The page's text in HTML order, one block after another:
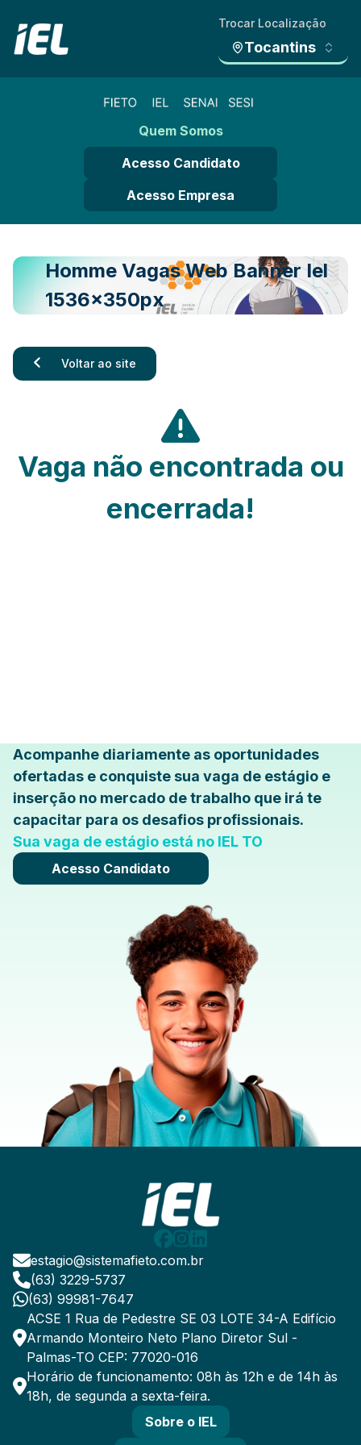
Trocar Localização
Tocantins
Quem Somos
Acesso Candidato
Acesso Empresa
Homme Vagas Web Banner Iel
1536x350px
Voltar ao site
Vaga não encontrada ou
encerrada!
Acompanhe diariamente as oportunidades
ofertadas e conquiste sua vaga de estágio e
inserção no mercado de trabalho que irá te
capacitar para os desafios profissionais.
Sua vaga de estágio está no IEL TO
Acesso Candidato
estagio@sistemafieto.com.br
(63) 3229-5737
(63) 99981-7647
ACSE 1 Rua de Pedestre SE 03 LOTE 34-A Edifício
Armando Monteiro Neto Plano Diretor Sul -
Palmas-TO CEP: 77020-016
Horário de funcionamento: 08h às 12h e de 14h às
18h, de segunda a sexta-feira.
Sobre o IEL